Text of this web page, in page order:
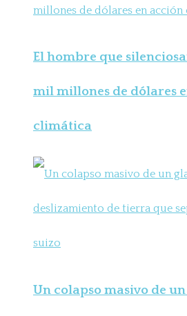
El hombre que
mil millones de dólares
climática
Un colapso masivo de